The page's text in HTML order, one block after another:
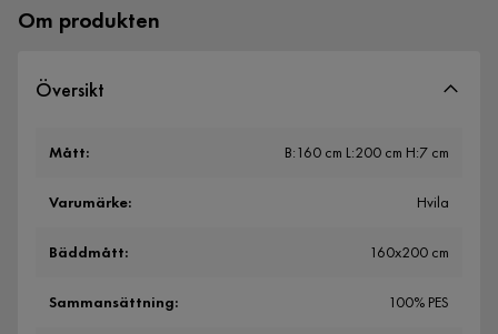
Om produkten
Översikt
Mått: B:160 cm L:200 cm H:7 cm
Varumärke: Hvila
Bäddmått: 160x200 cm
Sammansättning: 100% PES